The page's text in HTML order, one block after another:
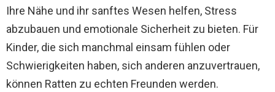
Ihre Nähe und ihr sanftes Wesen helfen, Stress
abzubauen und emotionale Sicherheit zu bieten. Für
Kinder, die sich manchmal einsam fühlen oder
Schwierigkeiten haben, sich anderen anzuvertrauen,
können Ratten zu echten Freunden werden.